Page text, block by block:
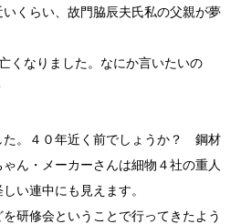
くらい、故門脇辰夫氏私の父親が夢
くなりました。なにか言いたいの
た。４０年近く前でしょうか？ 鋼材
ん・メーカーさんは細物４社の重人
い連中にも見えます。
研修会ということで行ってきたよう